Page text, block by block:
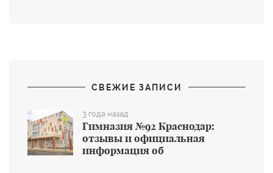
СВЕЖИЕ ЗАПИСИ
3 года назад
Гимназия №92 Краснодар:
отзывы и официальная
информация об